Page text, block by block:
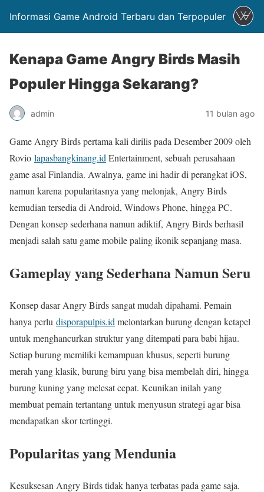
Informasi Game Android Terbaru dan Terpopuler
Kenapa Game Angry Birds Masih
Populer Hingga Sekarang?
admin 11 bulan ago
Game Angry Birds pertama kali dirilis pada Desember 2009 oleh
Rovio lapasbangkinang.id Entertainment, sebuah perusahaan
game asal Finlandia. Awalnya, game ini hadir di perangkat iOS,
namun karena popularitasnya yang melonjak, Angry Birds
kemudian tersedia di Android, Windows Phone, hingga PC.
Dengan konsep sederhana namun adiktif, Angry Birds berhasil
menjadi salah satu game mobile paling ikonik sepanjang masa.
Gameplay yang Sederhana Namun Seru
Konsep dasar Angry Birds sangat mudah dipahami. Pemain
hanya perlu disporapulpis.id melontarkan burung dengan ketapel
untuk menghancurkan struktur yang ditempati para babi hijau.
Setiap burung memiliki kemampuan khusus, seperti burung
merah yang klasik, burung biru yang bisa membelah diri, hingga
burung kuning yang melesat cepat. Keunikan inilah yang
membuat pemain tertantang untuk menyusun strategi agar bisa
mendapatkan skor tertinggi.
Popularitas yang Mendunia
Kesuksesan Angry Birds tidak hanya terbatas pada game saja.